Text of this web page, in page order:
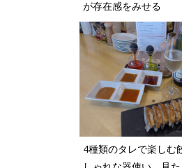
が存在感をみせる
4種類のタレで楽しむ